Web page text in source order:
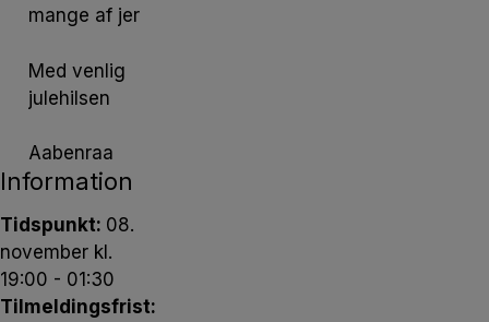
mange af jer
Med venlig
julehilsen
Aabenraa
Information
Tidspunkt: 08.
november kl.
19:00 - 01:30
Tilmeldingsfrist: